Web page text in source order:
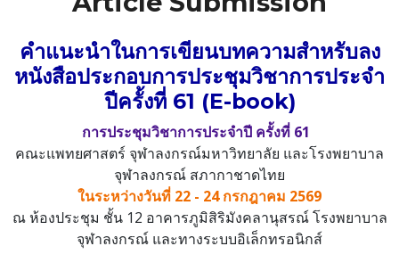
คำแนะนำในการเขียนบทความสำหรับลง
หนังสือประกอบการประชุมวิชาการประจำ
ปีครั้งที่ 61 (E-book)
การประชุมวิชาการประจำปี ครั้งที่ 61
คณะแพทยศาสตร์ จุฬาลงกรณ์มหาวิทยาลัย และโรงพยาบาล
จุฬาลงกรณ์ สภากาชาดไทย
ในระหว่างวันที่ 22 - 24 กรกฎาคม 2569
ณ ห้องประชุม ชั้น 12 อาคารภูมิสิริมังคลานุสรณ์ โรงพยาบาล
จุฬาลงกรณ์ และทางระบบอิเล็กทรอนิกส์